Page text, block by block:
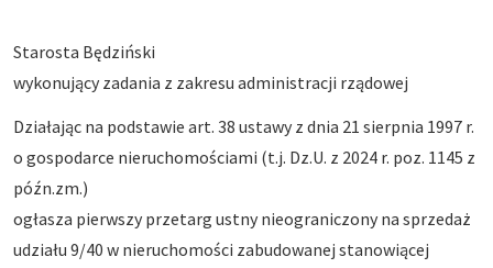
Starosta Będziński
wykonujący zadania z zakresu administracji rządowej
Działając na podstawie art. 38 ustawy z dnia 21 sierpnia 1997 r.
o gospodarce nieruchomościami (t.j. Dz.U. z 2024 r. poz. 1145 z
późn.zm.)
ogłasza pierwszy przetarg ustny nieograniczony na sprzedaż
udziału 9/40 w nieruchomości zabudowanej stanowiącej